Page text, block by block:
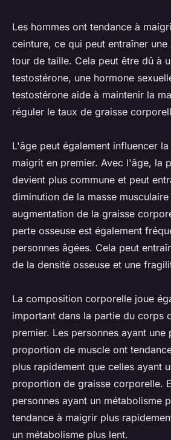
Les hommes ont tendance à
ceinture, ce qui peut entraîner
tour de taille. Cela peut être dû à
testostérone, une hormone
testostérone aide à maintenir la
réguler le taux de graisse
L'âge peut également influencer
maigrit en premier. Avec l'âge, la
devient plus commune et peut
diminution de la masse musculaire
augmentation de la graisse
perte osseuse est également
personnes âgées. Cela peut
de la densité osseuse et une
La composition corporelle joue
important dans la partie du corps
premier. Les personnes ayant une
proportion de muscle ont
plus rapidement que celles ayant
proportion de graisse corporelle.
personnes ayant un métabolisme
tendance à maigrir plus
un métabolisme plus lent.